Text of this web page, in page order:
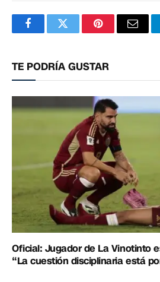
FacebookTwitterPinterest
TE PODRÍA GUSTAR
Oficial: Jugador de La Vinotinto
“La cuestión disciplinaria está